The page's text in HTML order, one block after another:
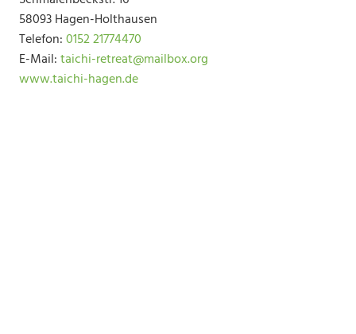
58093 Hagen-Holthausen
Telefon:0152 21774470
E-Mail:taichi-retreat@mailbox.org
www.taichi-hagen.de